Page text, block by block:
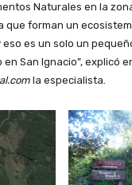
Naturales en la
que forman un
es un solo un
San Ignacio”, explicó
la especialista.